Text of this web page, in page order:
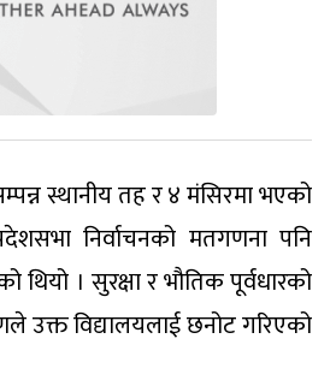
स्थानीय तह र ४ मंसिरमा भएको
निर्वाचनको मतगणना पनि
थियो । सुरक्षा र भौतिक पूर्वधारको
उक्त विद्यालयलाई छनोट गरिएको